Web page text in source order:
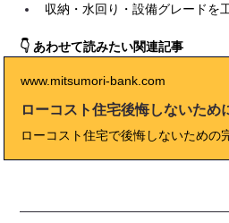
収納・水回り・設備グレードを
👇 あわせて読みたい関連記事
www.mitsumori-bank.com